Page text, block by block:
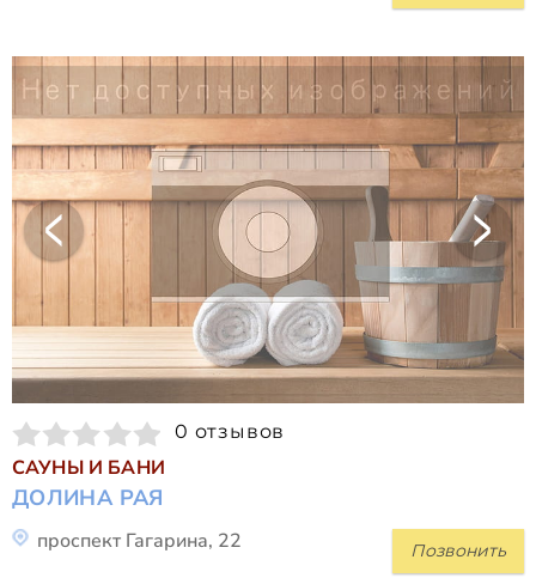
0 отзывов
САУНЫ И БАНИ
ДОЛИНА РАЯ
Позвонить
проспект Гагарина, 22